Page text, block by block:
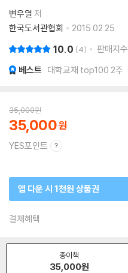
변우열 저
한국도서관협회
2015.02.25.
10.0 4 판매지수
베스트 대학교재 top100 2주
35,000원
35,000
YES포인트
앱 다운 시 1천원 상품권
결제혜택
종이책
35,000원